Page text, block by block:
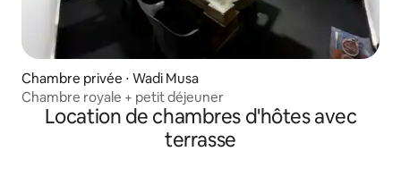
Chambre privée ⋅ Wadi Musa
Chambre royale + petit déjeuner
Location de chambres d'hôtes avec
terrasse